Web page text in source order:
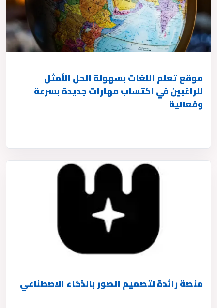
موقع تعلم اللغات بسهولة الحل الأمثل
للراغبين في اكتساب مهارات جديدة بسرعة
وفعالية
منصة رائدة لتصميم الصور بالذكاء الاصطناعي